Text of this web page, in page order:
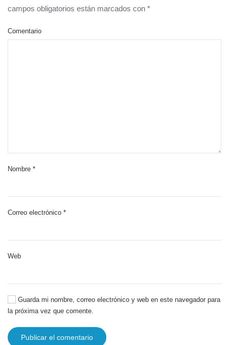
campos obligatorios están marcados con *
Comentario
Nombre *
Correo electrónico *
Web
Guarda mi nombre, correo electrónico y web en este navegador para
la próxima vez que comente.
Publicar el comentario